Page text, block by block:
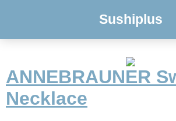
Sushiplus
ANNEBRAUNER
Necklace